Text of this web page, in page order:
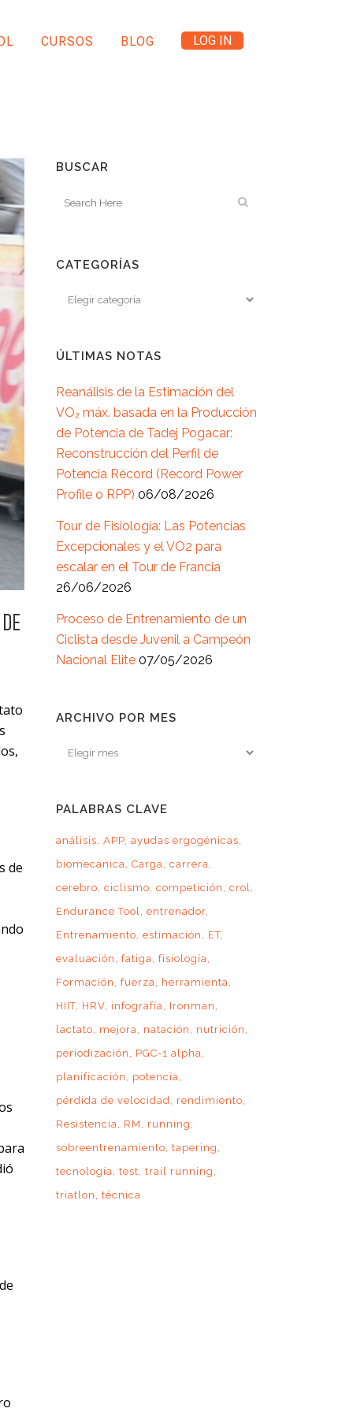
CURSOS BLOG LOG IN
de
BUSCAR
CATEGORÍAS
ÚLTIMAS NOTAS
Reanálisis de la Estimación del
VO₂ máx. basada en la Producción
de Potencia de Tadej Pogacar:
Reconstrucción del Perfil de
Potencia Récord (Record Power
Profile o RPP) 06/08/2026
Tour de Fisiología: Las Potencias
Excepcionales y el VO2 para
escalar en el Tour de Francia
26/06/2026
Proceso de Entrenamiento de un
Ciclista desde Juvenil a Campeón
Nacional Elite 07/05/2026
ARCHIVO POR MES
Archivo
PALABRAS CLAVE
análisis APP ayudas ergogénicas
biomecánica Carga carrera
cerebro ciclismo competición
crol
Endurance Tool entrenador
Entrenamiento estimación
ET
evaluación
fatiga fisiología
Formación
fuerza
herramienta
HIIT HRV infografía
Ironman
lactato
mejora natación
nutrición
periodización
PGC-1 alpha
planificación
potencia
pérdida de velocidad
rendimiento
Resistencia
RM
running
sobreentrenamiento tapering
tecnología test trail running
triatlon
técnica